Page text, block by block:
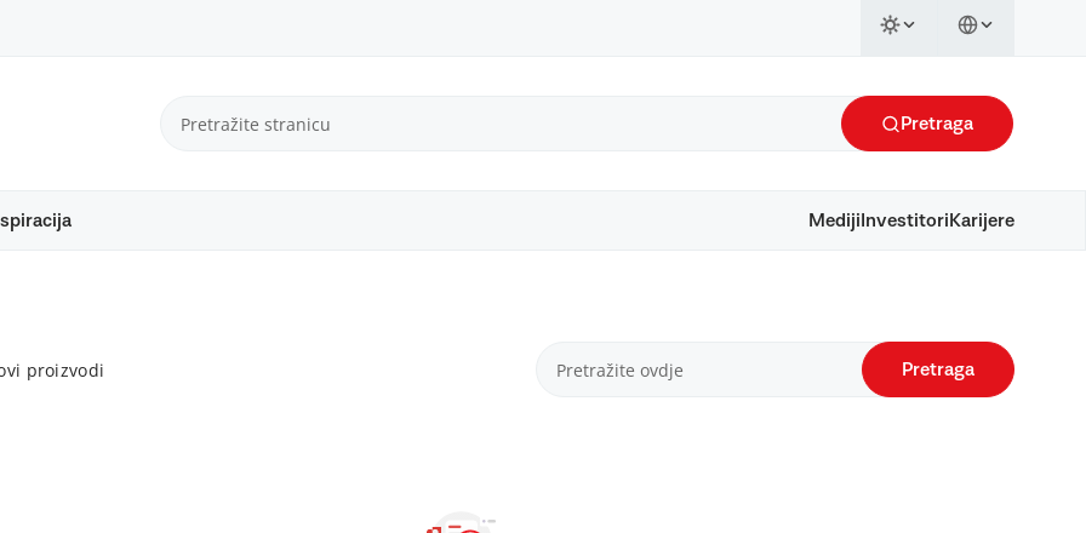
Pretraga
Mediji Investitori Karijere
proizvodi Pretraga